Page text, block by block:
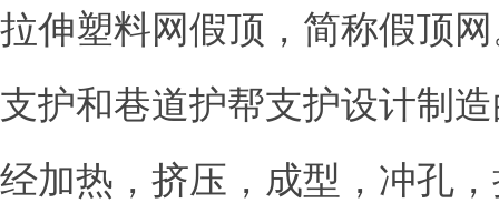
拉伸塑料网假顶，简称假顶
支护和巷道护帮支护设计制
经加热，挤压，成型，冲孔